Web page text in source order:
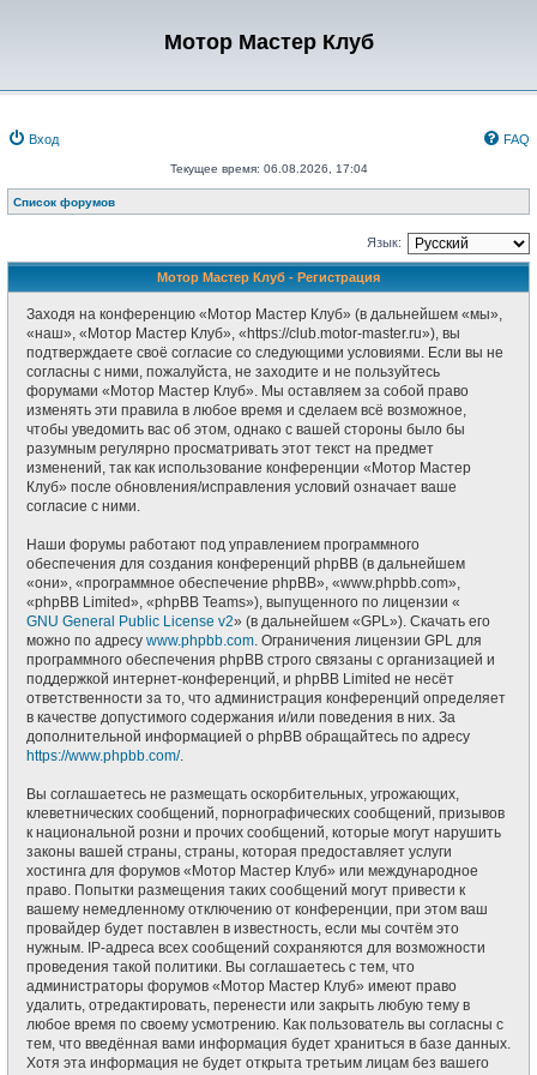
Мотор Мастер Клуб
Вход FAQ
Текущее время: 06.08.2026, 17:04
Список форумов
Язык:
Мотор Мастер Клуб - Регистрация
Заходя на конференцию «Мотор Мастер Клуб» (в дальнейшем «мы»,
«наш», «Мотор Мастер Клуб», «https://club.motor-master.ru»), вы
подтверждаете своё согласие со следующими условиями. Если вы не
согласны с ними, пожалуйста, не заходите и не пользуйтесь
форумами «Мотор Мастер Клуб». Мы оставляем за собой право
изменять эти правила в любое время и сделаем всё возможное,
чтобы уведомить вас об этом, однако с вашей стороны было бы
разумным регулярно просматривать этот текст на предмет
изменений, так как использование конференции «Мотор Мастер
Клуб» после обновления/исправления условий означает ваше
согласие с ними.
Наши форумы работают под управлением программного
обеспечения для создания конференций phpBB (в дальнейшем
«они», «программное обеспечение phpBB», «www.phpbb.com»,
«phpBB Limited», «phpBB Teams»), выпущенного по лицензии «
GNU General Public License v2» (в дальнейшем «GPL»). Скачать его
можно по адресу www.phpbb.com . Ограничения лицензии GPL для
программного обеспечения phpBB строго связаны с организацией и
поддержкой интернет-конференций, и phpBB Limited не несёт
ответственности за то, что администрация конференций определяет
в качестве допустимого содержания и/или поведения в них. За
дополнительной информацией о phpBB обращайтесь по адресу
https://www.phpbb.com/.
Вы соглашаетесь не размещать оскорбительных, угрожающих,
клеветнических сообщений, порнографических сообщений, призывов
к национальной розни и прочих сообщений, которые могут нарушить
законы вашей страны, страны, которая предоставляет услуги
хостинга для форумов «Мотор Мастер Клуб» или международное
право. Попытки размещения таких сообщений могут привести к
вашему немедленному отключению от конференции, при этом ваш
провайдер будет поставлен в известность, если мы сочтём это
нужным. IP-адреса всех сообщений сохраняются для возможности
проведения такой политики. Вы соглашаетесь с тем, что
администраторы форумов «Мотор Мастер Клуб» имеют право
удалить, отредактировать, перенести или закрыть любую тему в
любое время по своему усмотрению. Как пользователь вы согласны с
тем, что введённая вами информация будет храниться в базе данных.
Хотя эта информация не будет открыта третьим лицам без вашего